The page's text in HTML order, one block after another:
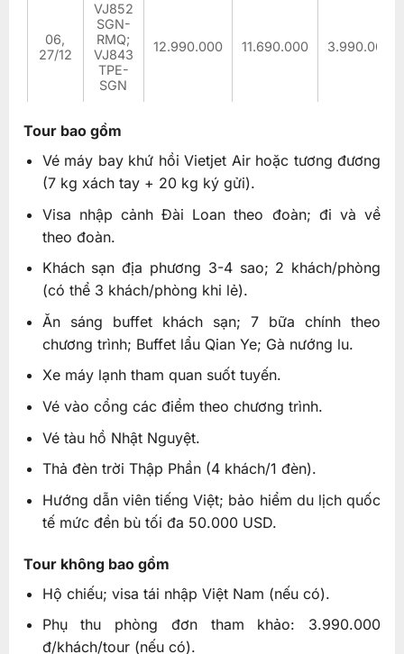
06,
27/12
VJ852
SGN-
RMQ;
VJ843
TPE-
SGN
12.990.000 11.690.000 3.990.000
Tour bao gồm
Vé máy bay khứ hồi Vietjet Air hoặc tương đương
(7 kg xách tay + 20 kg ký gửi).
Visa nhập cảnh Đài Loan theo đoàn; đi và về
theo đoàn.
Khách sạn địa phương 3-4 sao; 2 khách/phòng
(có thể 3 khách/phòng khi lẻ).
Ăn sáng buffet khách sạn; 7 bữa chính theo
chương trình; Buffet lẩu Qian Ye; Gà nướng lu.
Xe máy lạnh tham quan suốt tuyến.
Vé vào cổng các điểm theo chương trình.
Vé tàu hồ Nhật Nguyệt.
Thả đèn trời Thập Phần (4 khách/1 đèn).
Hướng dẫn viên tiếng Việt; bảo hiểm du lịch quốc
tế mức đền bù tối đa 50.000 USD.
Tour không bao gồm
Hộ chiếu; visa tái nhập Việt Nam (nếu có).
Phụ thu phòng đơn tham khảo: 3.990.000
đ/khách/tour (nếu có).